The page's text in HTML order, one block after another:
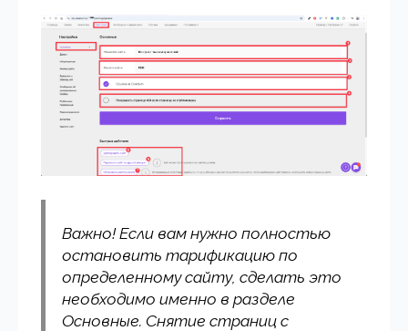
Важно! Если вам нужно полностью
остановить тарификацию по
определенному сайту, сделать это
необходимо именно в разделе
Основные. Снятие страниц с